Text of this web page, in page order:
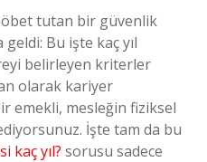
tutan bir güvenlik
Bu işte kaç yıl
belirleyen kriterler
olarak kariyer
emekli, mesleğin fiziksel
İşte tam da bu
kaç yıl? sorusu sadece